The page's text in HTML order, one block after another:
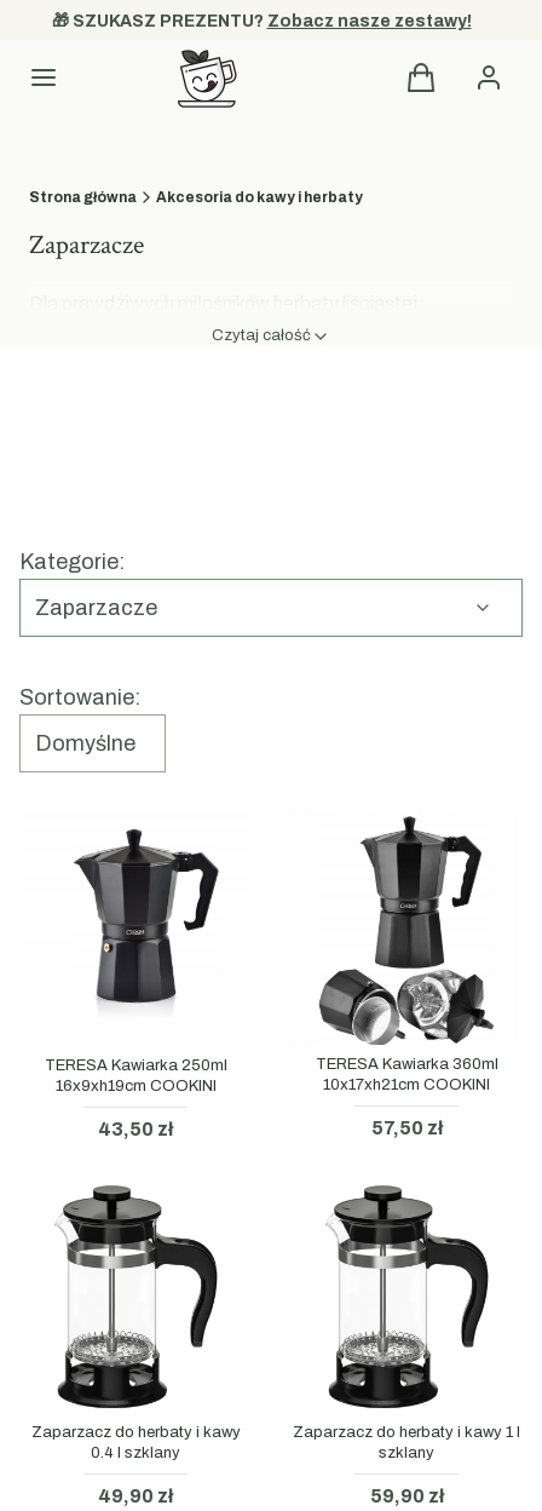
🎁 SZUKASZ PREZENTU? Zobacz nasze zestawy!
Kategorie Produkty w
Strona główna Akcesoria do kawy i herbaty
Zaparzacze
odpowiednie akcesoria to podstawa codziennego
zbędnych kompromisów.
Czytaj całość
Kategorie:
Zaparzacze
Lista produktów
Sortowanie:
Domyślne
TERESA Kawiarka 250ml
16x9xh19cm COOKINI
43,50 zł
TERESA Kawiarka 360ml
10x17xh21cm COOKINI
57,50 zł
Zaparzacz do herbaty i kawy
0.4 l szklany
49,90 zł
Zaparzacz do herbaty i kawy 1 l
szklany
59,90 zł